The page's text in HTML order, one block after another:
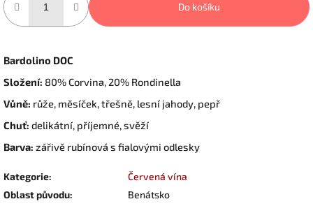
Do košíku
Bardolino DOC
Složení: 80% Corvina, 20% Rondinella
Vůně: růže, měsíček, třešně, lesní jahody, pepř
Chuť: delikátní, příjemné, svěží
Barva: zářivě rubínová s fialovými odlesky
Kategorie:
Červená vína
Oblast původu:
Benátsko